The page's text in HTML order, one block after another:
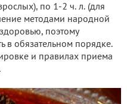
по 1-2 ч. л. (для
методами народной
поэтому
в обязательном порядке.
и правилах приема